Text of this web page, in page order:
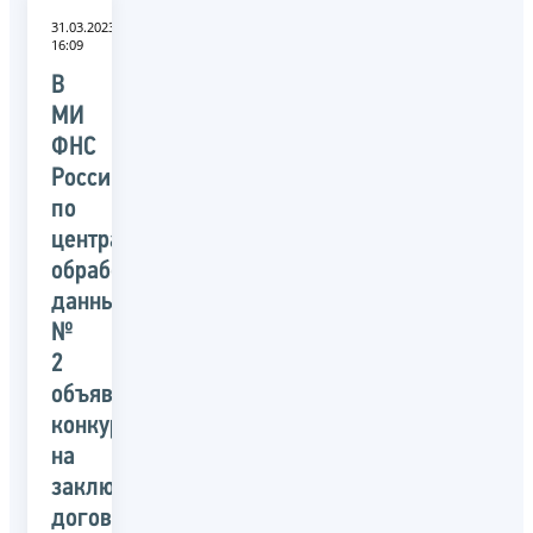
31.03.2023
16:09
В
МИ
ФНС
России
по
централизованной
обработке
данных
№
2
объявлен
конкурс
на
заключение
договора